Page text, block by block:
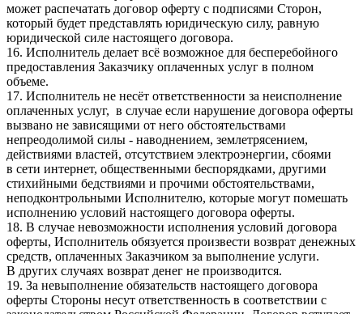
может распечатать договор оферту с подписями Сторон,
который будет представлять юридическую силу, равную
юридической силе настоящего договора.
16. Исполнитель делает всё возможное для бесперебойного
предоставления Заказчику оплаченных услуг в полном
объеме.
17. Исполнитель не несёт ответственности за неисполнение
оплаченных услуг, в случае если нарушение договора оферты
вызвано не зависящими от него обстоятельствами
непреодолимой силы - наводнением, землетрясением,
действиями властей, отсутствием электроэнергии, сбоями
в сети интернет, общественными беспорядками, другими
стихийными бедствиями и прочими обстоятельствами,
неподконтрольными Исполнителю, которые могут помешать
исполнению условий настоящего договора оферты.
18. В случае невозможности исполнения условий договора
оферты, Исполнитель обязуется произвести возврат денежных
средств, оплаченных Заказчиком за выполнение услуги.
В других случаях возврат денег не производится.
19. За невыполнение обязательств настоящего договора
оферты Стороны несут ответственность в соответствии с